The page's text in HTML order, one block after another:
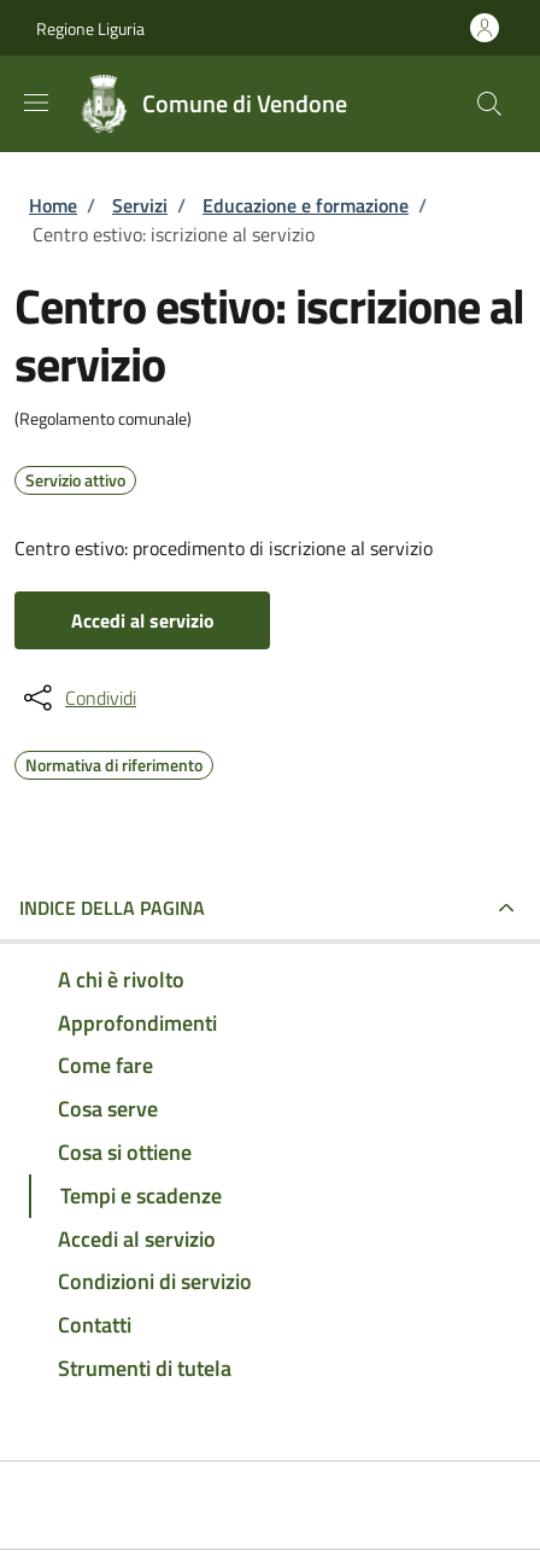
Regione Liguria
Comune di Vendone
Briciole di pane
Home / Servizi / Educazione e formazione /
Centro estivo: iscrizione al servizio
Centro estivo: iscrizione al
servizio
(Regolamento comunale)
Servizio attivo
Centro estivo: procedimento di iscrizione al servizio
Accedi al servizio
Condividi
Normativa di riferimento
INDICE DELLA PAGINA
A chi è rivolto
Approfondimenti
Come fare
Cosa serve
Cosa si ottiene
Tempi e scadenze
Accedi al servizio
Condizioni di servizio
Contatti
Strumenti di tutela